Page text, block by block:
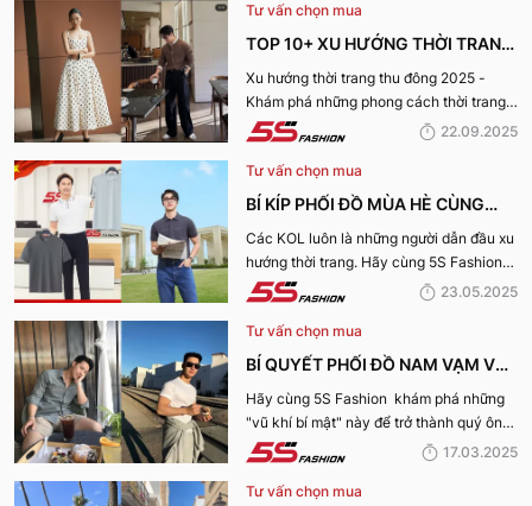
Tư vấn chọn mua
TOP 10+ XU HƯỚNG THỜI TRANG
THU ĐÔNG 2025 TRENDY, GÂY
BÃO
Xu hướng thời trang thu đông 2025 -
Khám phá những phong cách thời trang
“làm mưa làm gió” từ sàn runway đến
22.09.2025
Tư vấn chọn mua
BÍ KÍP PHỐI ĐỒ MÙA HÈ CÙNG
KOL 5S FASHION: STYLE THU HÚT
CHO MỌI CHÀNG TRAI
Các KOL luôn là những người dẫn đầu xu
hướng thời trang. Hãy cùng 5S Fashion
điểm qua những bí kíp phối đồ mùa hè
23.05.2025
Tư vấn chọn mua
BÍ QUYẾT PHỐI ĐỒ NAM VẠM VỠ
ĐẸP, THU HÚT PHÁI NỮ
Hãy cùng 5S Fashion khám phá những
"vũ khí bí mật" này để trở thành quý ông
thu hút nhờ “tận dụng” triệt để những ưu
nhé:
17.03.2025
Tư vấn chọn mua